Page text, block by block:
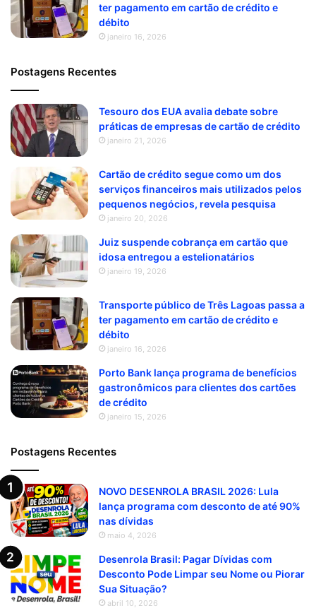
ter pagamento em cartão de crédito e
débito
janeiro 16, 2026
Postagens Recentes
Tesouro dos EUA avalia debate sobre
práticas de empresas de cartão de crédito
janeiro 21, 2026
Cartão de crédito segue como um dos
serviços financeiros mais utilizados pelos
pequenos negócios, revela pesquisa
janeiro 20, 2026
Juiz suspende cobrança em cartão que
idosa entregou a estelionatários
janeiro 19, 2026
Transporte público de Três Lagoas passa a
ter pagamento em cartão de crédito e
débito
janeiro 16, 2026
Porto Bank lança programa de benefícios
gastronômicos para clientes dos cartões
de crédito
janeiro 15, 2026
Postagens Recentes
NOVO DESENROLA BRASIL 2026: Lula
lança programa com desconto de até 90%
nas dívidas
maio 4, 2026
Desenrola Brasil: Pagar Dívidas com
Desconto Pode Limpar seu Nome ou Piorar
Sua Situação?
abril 10, 2026